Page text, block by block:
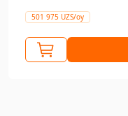
501 975 UZS/oy